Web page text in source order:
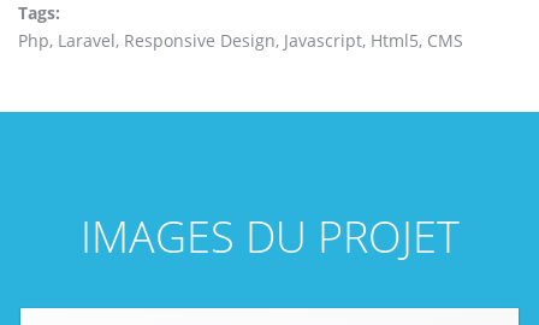
Tags:
Php, Laravel, Responsive Design, Javascript, Html5, CMS
IMAGES DU PROJET